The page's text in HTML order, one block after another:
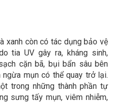
xanh còn có tác dụng bảo vệ
tia UV gây ra, kháng sinh,
cặn bã, bụi bẩn sâu bên
mụn có thể quay trở lại.
trong những thành phần tự
sưng tấy mụn, viêm nhiễm,